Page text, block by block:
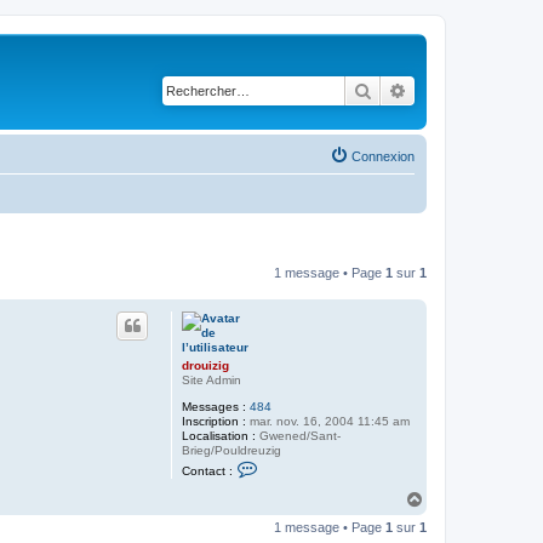
Rechercher
Connexion
1 message • Page 1 sur 1
drouizig
Site Admin
Messages : 484
Inscription : mar. nov. 16, 2004 11:45 am
Localisation : Gwened/Sant-
Brieg/Pouldreuzig
Contact :
u
1 message • Page 1 sur 1